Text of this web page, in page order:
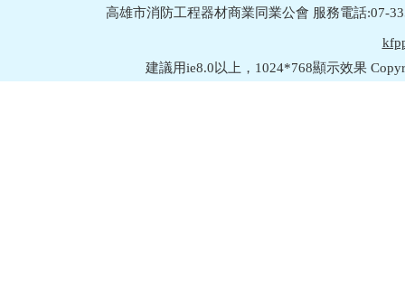
高雄市消防工程器材商業同業公會 服務電話:07-
建議用ie8.0以上，1024*768顯示效果